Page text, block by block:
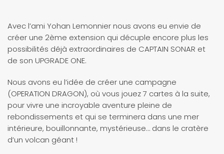
Avec l’ami Yohan Lemonnier nous avons eu envie de
créer une 2ème extension qui décuple encore plus les
possibilités déjà extraordinaires de CAPTAIN SONAR et
de son UPGRADE ONE.
Nous avons eu l’idée de créer une campagne
(OPERATION DRAGON), où vous jouez 7 cartes à la suite,
pour vivre une incroyable aventure pleine de
rebondissements et qui se terminera dans une mer
intérieure, bouillonnante, mystérieuse… dans le cratère
d’un volcan géant !